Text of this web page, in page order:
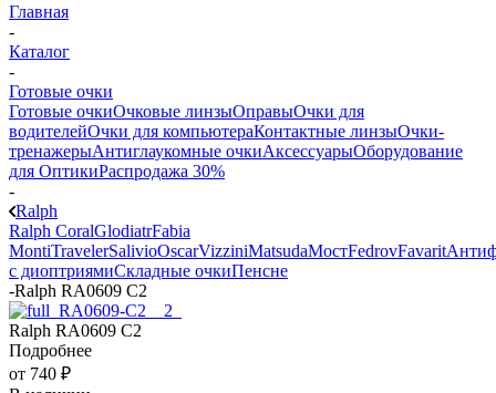
Главная
-
Каталог
-
Готовые очки
Готовые очкиОчковые линзыОправыОчки для
водителейОчки для компьютераКонтактные линзыОчки-
тренажерыАнтиглаукомные очкиАксессуарыОборудование
для ОптикиРаспродажа 30%
-
Ralph
Ralph CoralGlodiatrFabia
MontiTravelerSalivioOscarVizziniMatsudaМостFedrovFavarit
с диоптриямиСкладные очкиПенсне
-Ralph RA0609 C2
Ralph RA0609 C2
Подробнее
от 740 ₽